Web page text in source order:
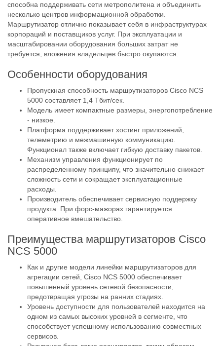
способна поддерживать сети метрополитена и объединить
несколько центров информационной обработки.
Маршрутизатор отлично показывает себя в инфраструктурах
корпораций и поставщиков услуг. При эксплуатации и
масштабировании оборудования больших затрат не
требуется, вложения владельцев быстро окупаются.
Особенности оборудования
Пропускная способность маршрутизаторов Cisco NCS
5000 составляет 1,4 Тбит/сек.
Модель имеет компактные размеры, энергопотребление
- низкое.
Платформа поддерживает хостинг приложений,
телеметрию и межмашинную коммуникацию.
Функционал также включает гибкую доставку пакетов.
Механизм управления функционирует по
распределенному принципу, что значительно снижает
сложность сети и сокращает эксплуатационные
расходы.
Производитель обеспечивает сервисную поддержку
продукта. При форс-мажорах гарантируется
оперативное вмешательство.
Преимущества маршрутизаторов Cisco
NCS 5000
Как и другие модели линейки маршрутизаторов для
агрегации сетей, Cisco NCS 5000 обеспечивает
повышенный уровень сетевой безопасности,
предотвращая угрозы на ранних стадиях.
Уровень доступности для пользователей находится на
одном из самых высоких уровней в сегменте, что
способствует успешному использованию совместных
сервисов.